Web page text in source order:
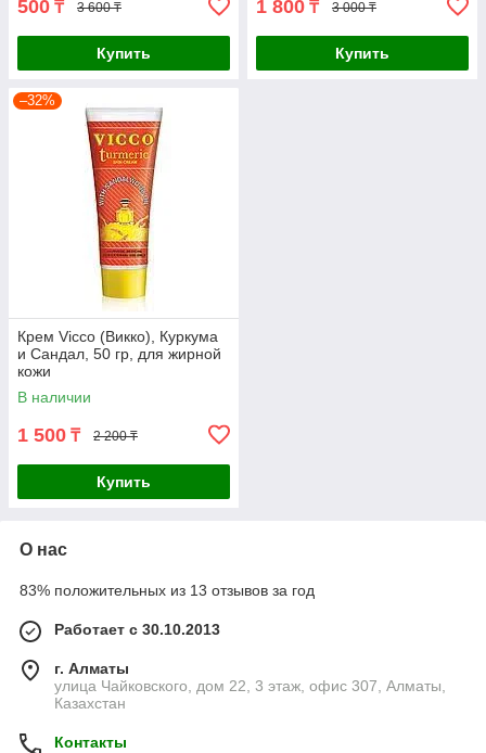
500 ₸ 3 600 ₸
Купить
1 800 ₸ 3 000 ₸
Купить
–32%
Крем Vicco (Викко), Куркума
и Сандал, 50 гр, для жирной
кожи
В наличии
1 500 ₸ 2 200 ₸
Купить
О нас
83% положительных из 13 отзывов за год
Работает с 30.10.2013
г. Алматы
улица Чайковского, дом 22, 3 этаж, офис 307, Алматы,
Казахстан
Контакты